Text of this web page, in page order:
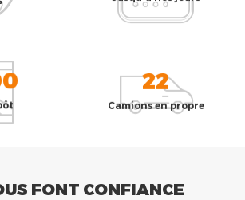
22
Camions en propre
FONT CONFIANCE